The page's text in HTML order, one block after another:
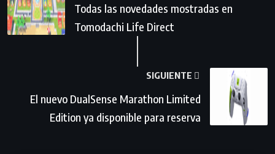
Todas las novedades mostradas en
Tomodachi Life Direct
SIGUIENTE
El nuevo DualSense Marathon Limited
Edition ya disponible para reserva